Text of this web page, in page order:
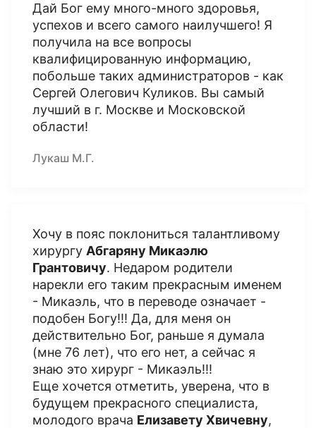
Дай Бог ему много-много здоровья,
успехов и всего самого наилучшего! Я
получила на все вопросы
квалифицированную информацию,
побольше таких администраторов - как
Сергей Олегович Куликов. Вы самый
лучший в г. Москве и Московской
области!
Лукаш М.Г.
Хочу в пояс поклониться талантливому
хирургу Абгаряну Микаэлю
Грантовичу. Недаром родители
нарекли его таким прекрасным именем
- Микаэль, что в переводе означает -
подобен Богу!!! Да, для меня он
действительно Бог, раньше я думала
(мне 76 лет), что его нет, а сейчас я
знаю это хирург - Микаэль!!!
Еще хочется отметить, уверена, что в
будущем прекрасного специалиста,
молодого врача Елизавету Хвичевну,